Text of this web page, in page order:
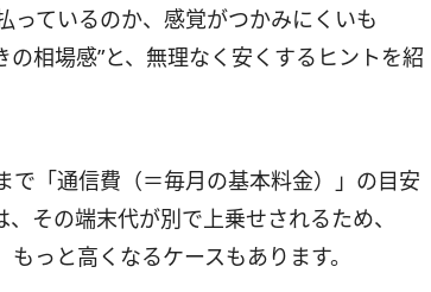
っているのか、感覚がつかみにくいも
相場感”と、無理なく安くするヒントを紹
で「通信費（＝毎月の基本料金）」の目安
その端末代が別で上乗せされるため、
っと高くなるケースもあります。